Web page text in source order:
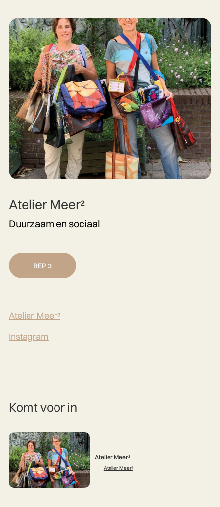
Atelier Meer²
Duurzaam en sociaal
BEP 3
Atelier Meer²
Instagram
Komt voor in
Atelier Meer²
Atelier Meer²